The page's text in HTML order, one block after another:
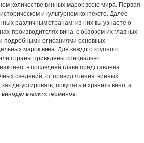
количестве винных марок всего мира. Первая
и культурном контексте. Далее
различным странам; из них вы узнаете о
производителях вина, с обзором их главных
и подробными описаниями основных
марок вина. Для каждого крупного
страны приведены специально
в последней главе представлена
сведений, от правил чтения винных
дегустировать, покупать и хранить вино, а
терминов.